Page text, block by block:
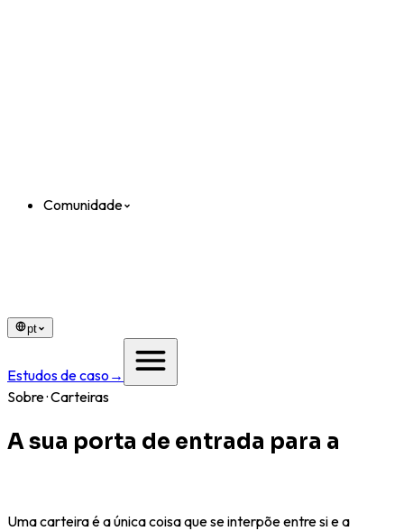
Comunidade
pt
Estudos de caso →
Sobre · Carteiras
A sua porta de entrada para a
Uma carteira é a única coisa que se interpõe entre si e a